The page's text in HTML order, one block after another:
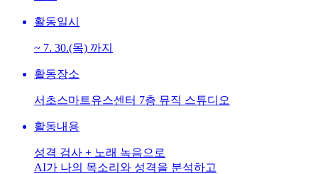
활동일시
~ 7. 30.(목) 까지
활동장소
서초스마트유스센터 7층 뮤직 스튜디오
활동내용
성격 검사 + 노래 녹음으로
AI가 나의 목소리와 성격을 분석하고